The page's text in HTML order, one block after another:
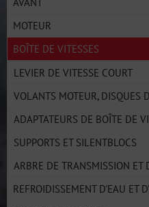
MOTEUR
BOÎTE DE VITESSES
LEVIER DE VITESSE COURT
VOLANTS MOTEUR, DISQUES
ADAPTATEURS DE BOÎTE DE
SUPPORTS ET SILENTBLOCS
ARBRE DE TRANSMISSION ET
REFROIDISSEMENT D'EAU ET